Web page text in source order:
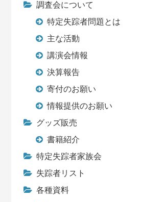
調査会について
特定失踪者問題とは
主な活動
講演会情報
決算報告
寄付のお願い
情報提供のお願い
グッズ販売
書籍紹介
特定失踪者家族会
失踪者リスト
各種資料